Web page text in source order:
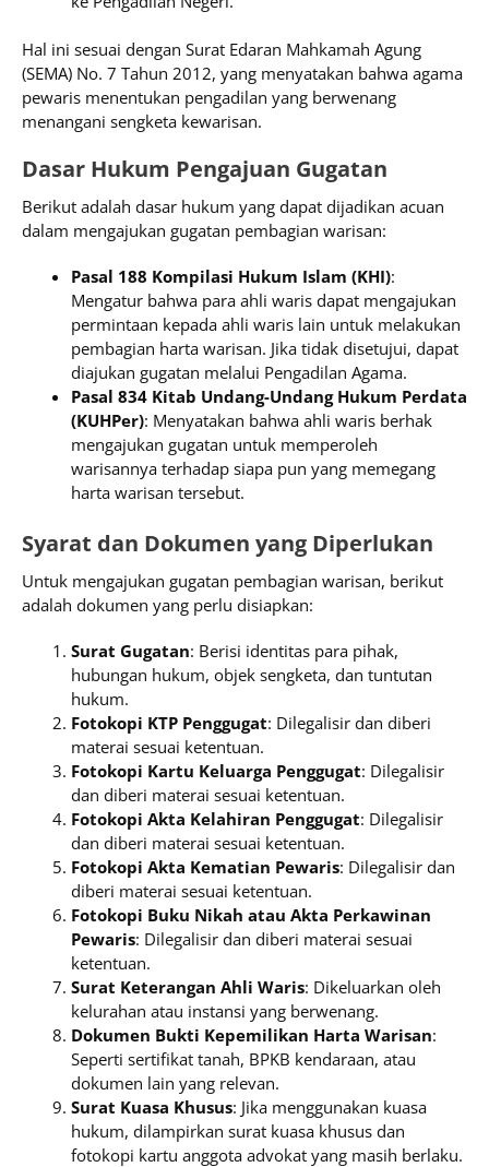
Hal ini sesuai dengan Surat Edaran Mahkamah Agung
(SEMA) No. 7 Tahun 2012, yang menyatakan bahwa agama
pewaris menentukan pengadilan yang berwenang
menangani sengketa kewarisan.
Dasar Hukum Pengajuan Gugatan
Berikut adalah dasar hukum yang dapat dijadikan acuan
dalam mengajukan gugatan pembagian warisan:
Pasal 188 Kompilasi Hukum Islam (KHI):
Mengatur bahwa para ahli waris dapat mengajukan
permintaan kepada ahli waris lain untuk melakukan
pembagian harta warisan. Jika tidak disetujui, dapat
diajukan gugatan melalui Pengadilan Agama.
Pasal 834 Kitab Undang-Undang Hukum Perdata
(KUHPer): Menyatakan bahwa ahli waris berhak
mengajukan gugatan untuk memperoleh
warisannya terhadap siapa pun yang memegang
harta warisan tersebut.
Syarat dan Dokumen yang Diperlukan
Untuk mengajukan gugatan pembagian warisan, berikut
adalah dokumen yang perlu disiapkan:
Surat Gugatan: Berisi identitas para pihak,
hubungan hukum, objek sengketa, dan tuntutan
hukum.
Fotokopi KTP Penggugat: Dilegalisir dan diberi
materai sesuai ketentuan.
Fotokopi Kartu Keluarga Penggugat: Dilegalisir
dan diberi materai sesuai ketentuan.
Fotokopi Akta Kelahiran Penggugat: Dilegalisir
dan diberi materai sesuai ketentuan.
Fotokopi Akta Kematian Pewaris: Dilegalisir dan
diberi materai sesuai ketentuan.
Fotokopi Buku Nikah atau Akta Perkawinan
Pewaris: Dilegalisir dan diberi materai sesuai
ketentuan.
Surat Keterangan Ahli Waris: Dikeluarkan oleh
kelurahan atau instansi yang berwenang.
Dokumen Bukti Kepemilikan Harta Warisan:
Seperti sertifikat tanah, BPKB kendaraan, atau
dokumen lain yang relevan.
Surat Kuasa Khusus: Jika menggunakan kuasa
hukum, dilampirkan surat kuasa khusus dan
fotokopi kartu anggota advokat yang masih berlaku.